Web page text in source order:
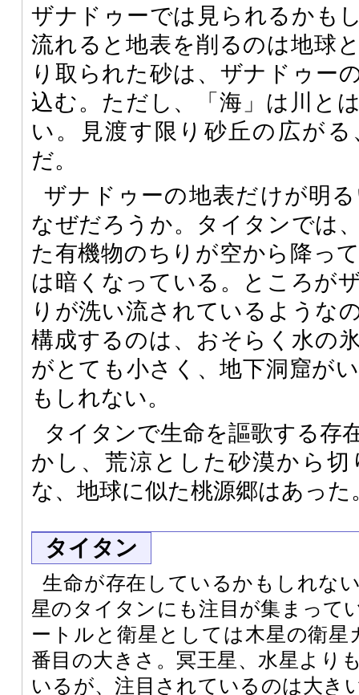
ザナドゥーでは見られるかも
流れると地表を削るのは地球
り取られた砂は、ザナドゥー
込む。ただし、「海」は川と
い。見渡す限り砂丘の広が
だ。
ザナドゥーの地表だけが明
なぜだろうか。タイタンでは
た有機物のちりが空から降っ
は暗くなっている。ところが
りが洗い流されているような
構成するのは、おそらく水の
がとても小さく、地下洞窟が
もしれない。
タイタンで生命を謳歌する存
かし、荒涼とした砂漠から
な、地球に似た桃源郷はあった
タイタン
生命が存在しているかもしれな
星のタイタンにも注目が集まって
ートルと衛星としては木星の衛星
番目の大きさ。冥王星、水星より
いるが、注目されているのは大き